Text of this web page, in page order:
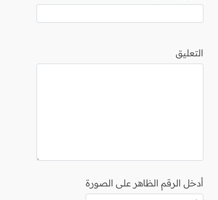
التعليق
أدخل الرقم الظاهر على الصورة